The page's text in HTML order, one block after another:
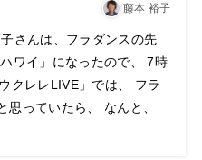
藤本 裕子
さんは、フラダンスの先
ワイ」になったので、 7時
クレレLIVE」では、 フラ
思っていたら、 なんと、